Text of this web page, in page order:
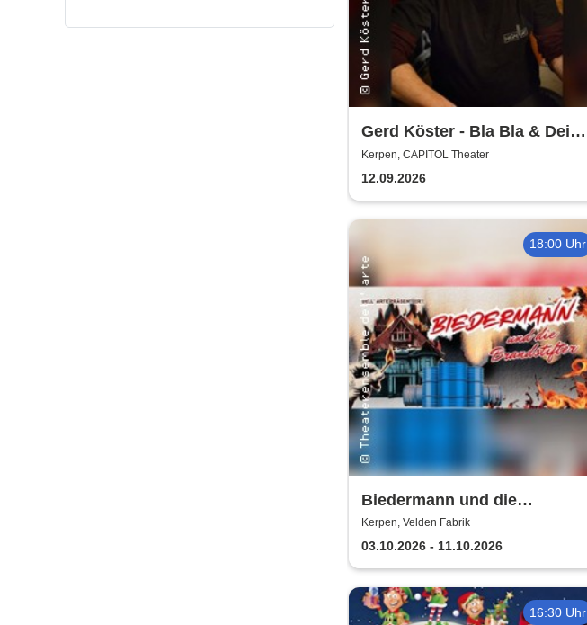
Gerd Köster - Bla Bla & Dei
Dei
Kerpen, CAPITOL Theater
12.09.2026
18:00 Uhr
Biedermann und die
Brandstifter -
Theaterensemble dell' arte
e.V.
Kerpen, Velden Fabrik
03.10.2026 - 11.10.2026
16:30 Uhr